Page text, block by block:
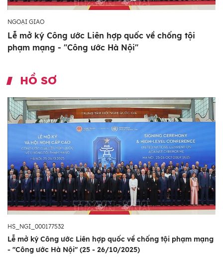
NGOẠI GIAO
Lễ mở ký Công ước Liên hợp quốc về chống tội
phạm mạng - "Công ước Hà Nội"
HỒ SƠ
HS_NGI_000177532
Lễ mở ký Công ước Liên hợp quốc về chống tội phạm mạng
- "Công ước Hà Nội" (25 - 26/10/2025)